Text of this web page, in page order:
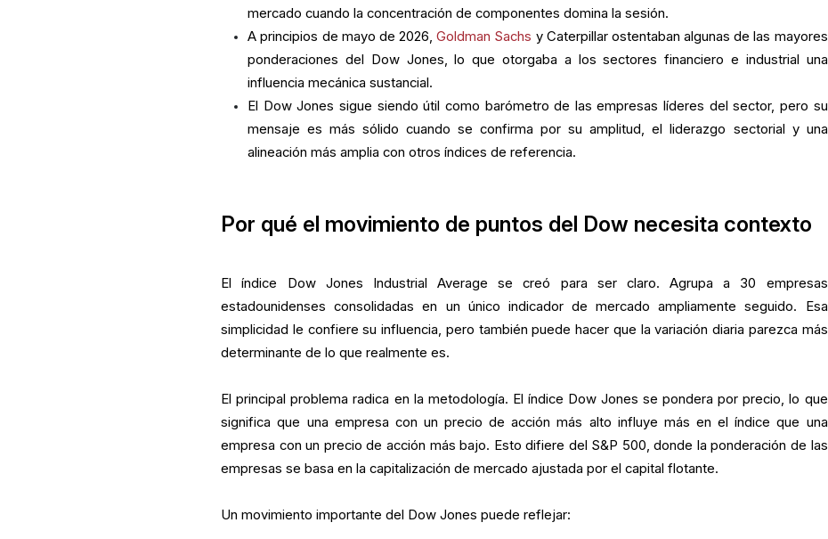
mercado cuando la concentración de componentes domina la sesión.
A principios de mayo de 2026,Goldman Sachs y Caterpillar ostentaban algunas de las mayores
ponderaciones del Dow Jones, lo que otorgaba a los sectores financiero e industrial una
influencia mecánica sustancial.
El Dow Jones sigue siendo útil como barómetro de las empresas líderes del sector, pero su
mensaje es más sólido cuando se confirma por su amplitud, el liderazgo sectorial y una
alineación más amplia con otros índices de referencia.
Por qué el movimiento de puntos del Dow necesita contexto
El índice Dow Jones Industrial Average se creó para ser claro. Agrupa a 30 empresas
estadounidenses consolidadas en un único indicador de mercado ampliamente seguido. Esa
simplicidad le confiere su influencia, pero también puede hacer que la variación diaria parezca más
determinante de lo que realmente es.
El principal problema radica en la metodología. El índice Dow Jones se pondera por precio, lo que
significa que una empresa con un precio de acción más alto influye más en el índice que una
empresa con un precio de acción más bajo. Esto difiere del S&P 500, donde la ponderación de las
empresas se basa en la capitalización de mercado ajustada por el capital flotante.
Un movimiento importante del Dow Jones puede reflejar: